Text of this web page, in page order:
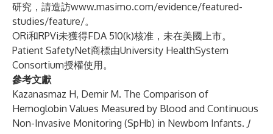
研究，請造訪www.masimo.com/evidence/featured-
studies/feature/。
ORi和RPVi未獲得FDA 510(k)核准，未在美國上市。
Patient SafetyNet商標由University HealthSystem
Consortium授權使用。
參考文獻
Kazanasmaz H, Demir M. The Comparison of
Hemoglobin Values Measured by Blood and Continuous
Non-Invasive Monitoring (SpHb) in Newborn Infants. J